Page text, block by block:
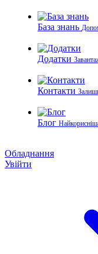
База знань
Додатки
Контакти
Блог
Обладнання
Увійти